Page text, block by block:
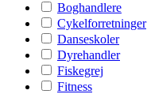
Boghandlere
Cykelforretninger
Danseskoler
Dyrehandler
Fiskegrej
Fitness